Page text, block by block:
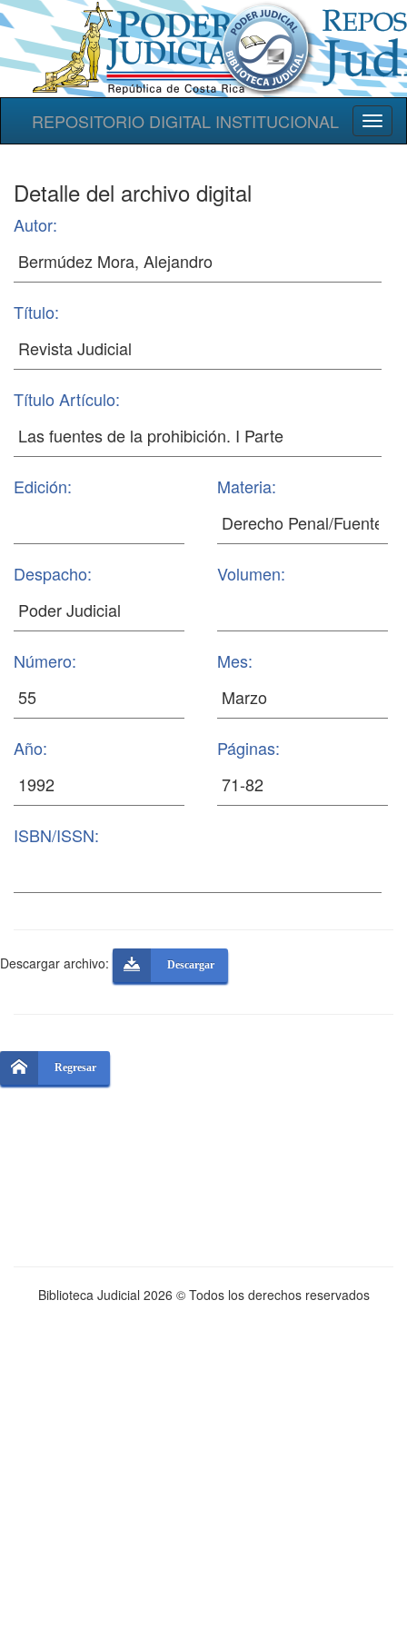
REPOSITORIO DIGITAL INSTITUCIONAL
Detalle del archivo digital
Autor:
Título:
Título Artículo:
Edición: Materia:
Despacho: Volumen:
Número: Mes:
Año: Páginas:
ISBN/ISSN:
Descargar archivo: Descargar
Regresar
Biblioteca Judicial 2026 © Todos los derechos reservados